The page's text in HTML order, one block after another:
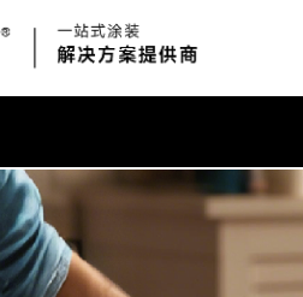
科研与创新
展会资讯
资质手册
国家标准
合作加盟
常见问题FAQ
联系我们